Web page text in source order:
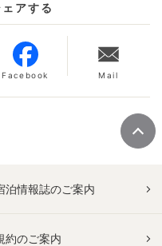
アする
Facebook Mail
泊情報誌のご案内
約のご案内